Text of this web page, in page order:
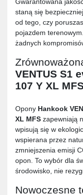
staną się
od tego, czy
pojazdem
żadnych
VENTUS S1
107 Y XL
Opony Hankook
XL MFS zapewniają
wpisują się w
wspierana przez
zmniejszenia emisji
opon. To wybór dla
środowisko, nie
Nowoczesne